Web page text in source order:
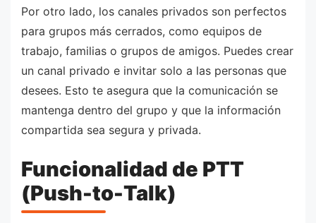
Por otro lado, los canales privados son perfectos
para grupos más cerrados, como equipos de
trabajo, familias o grupos de amigos. Puedes crear
un canal privado e invitar solo a las personas que
desees. Esto te asegura que la comunicación se
mantenga dentro del grupo y que la información
compartida sea segura y privada.
Funcionalidad de PTT
(Push-to-Talk)